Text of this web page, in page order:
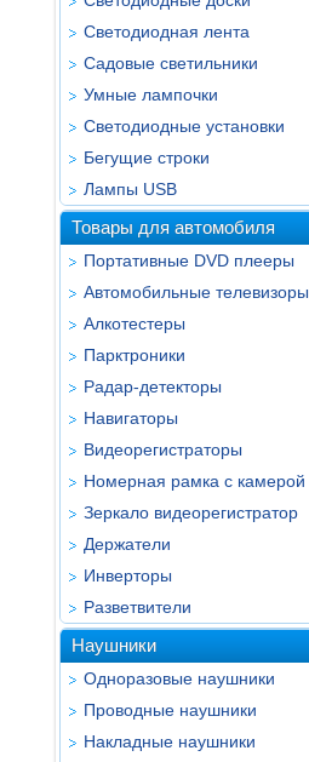
Светодиодная лента
Садовые светильники
Умные лампочки
Светодиодные установки
Бегущие строки
Лампы USB
Товары для автомобиля
Портативные DVD плееры
Автомобильные телевизоры
Алкотестеры
Парктроники
Радар-детекторы
Навигаторы
Видеорегистраторы
Номерная рамка с камерой
Зеркало видеорегистратор
Держатели
Инверторы
Разветвители
Наушники
Одноразовые наушники
Проводные наушники
Накладные наушники